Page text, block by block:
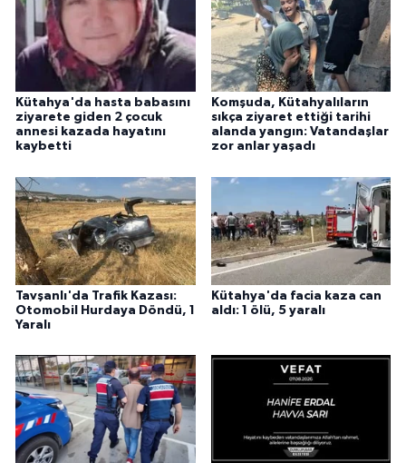
Kütahya'da hasta babasını
ziyarete giden 2 çocuk
annesi kazada hayatını
kaybetti
Komşuda, Kütahyalıların
sıkça ziyaret ettiği tarihi
alanda yangın: Vatandaşlar
zor anlar yaşadı
Tavşanlı'da Trafik Kazası:
Otomobil Hurdaya Döndü, 1
Yaralı
Kütahya'da facia kaza can
aldı: 1 ölü, 5 yaralı